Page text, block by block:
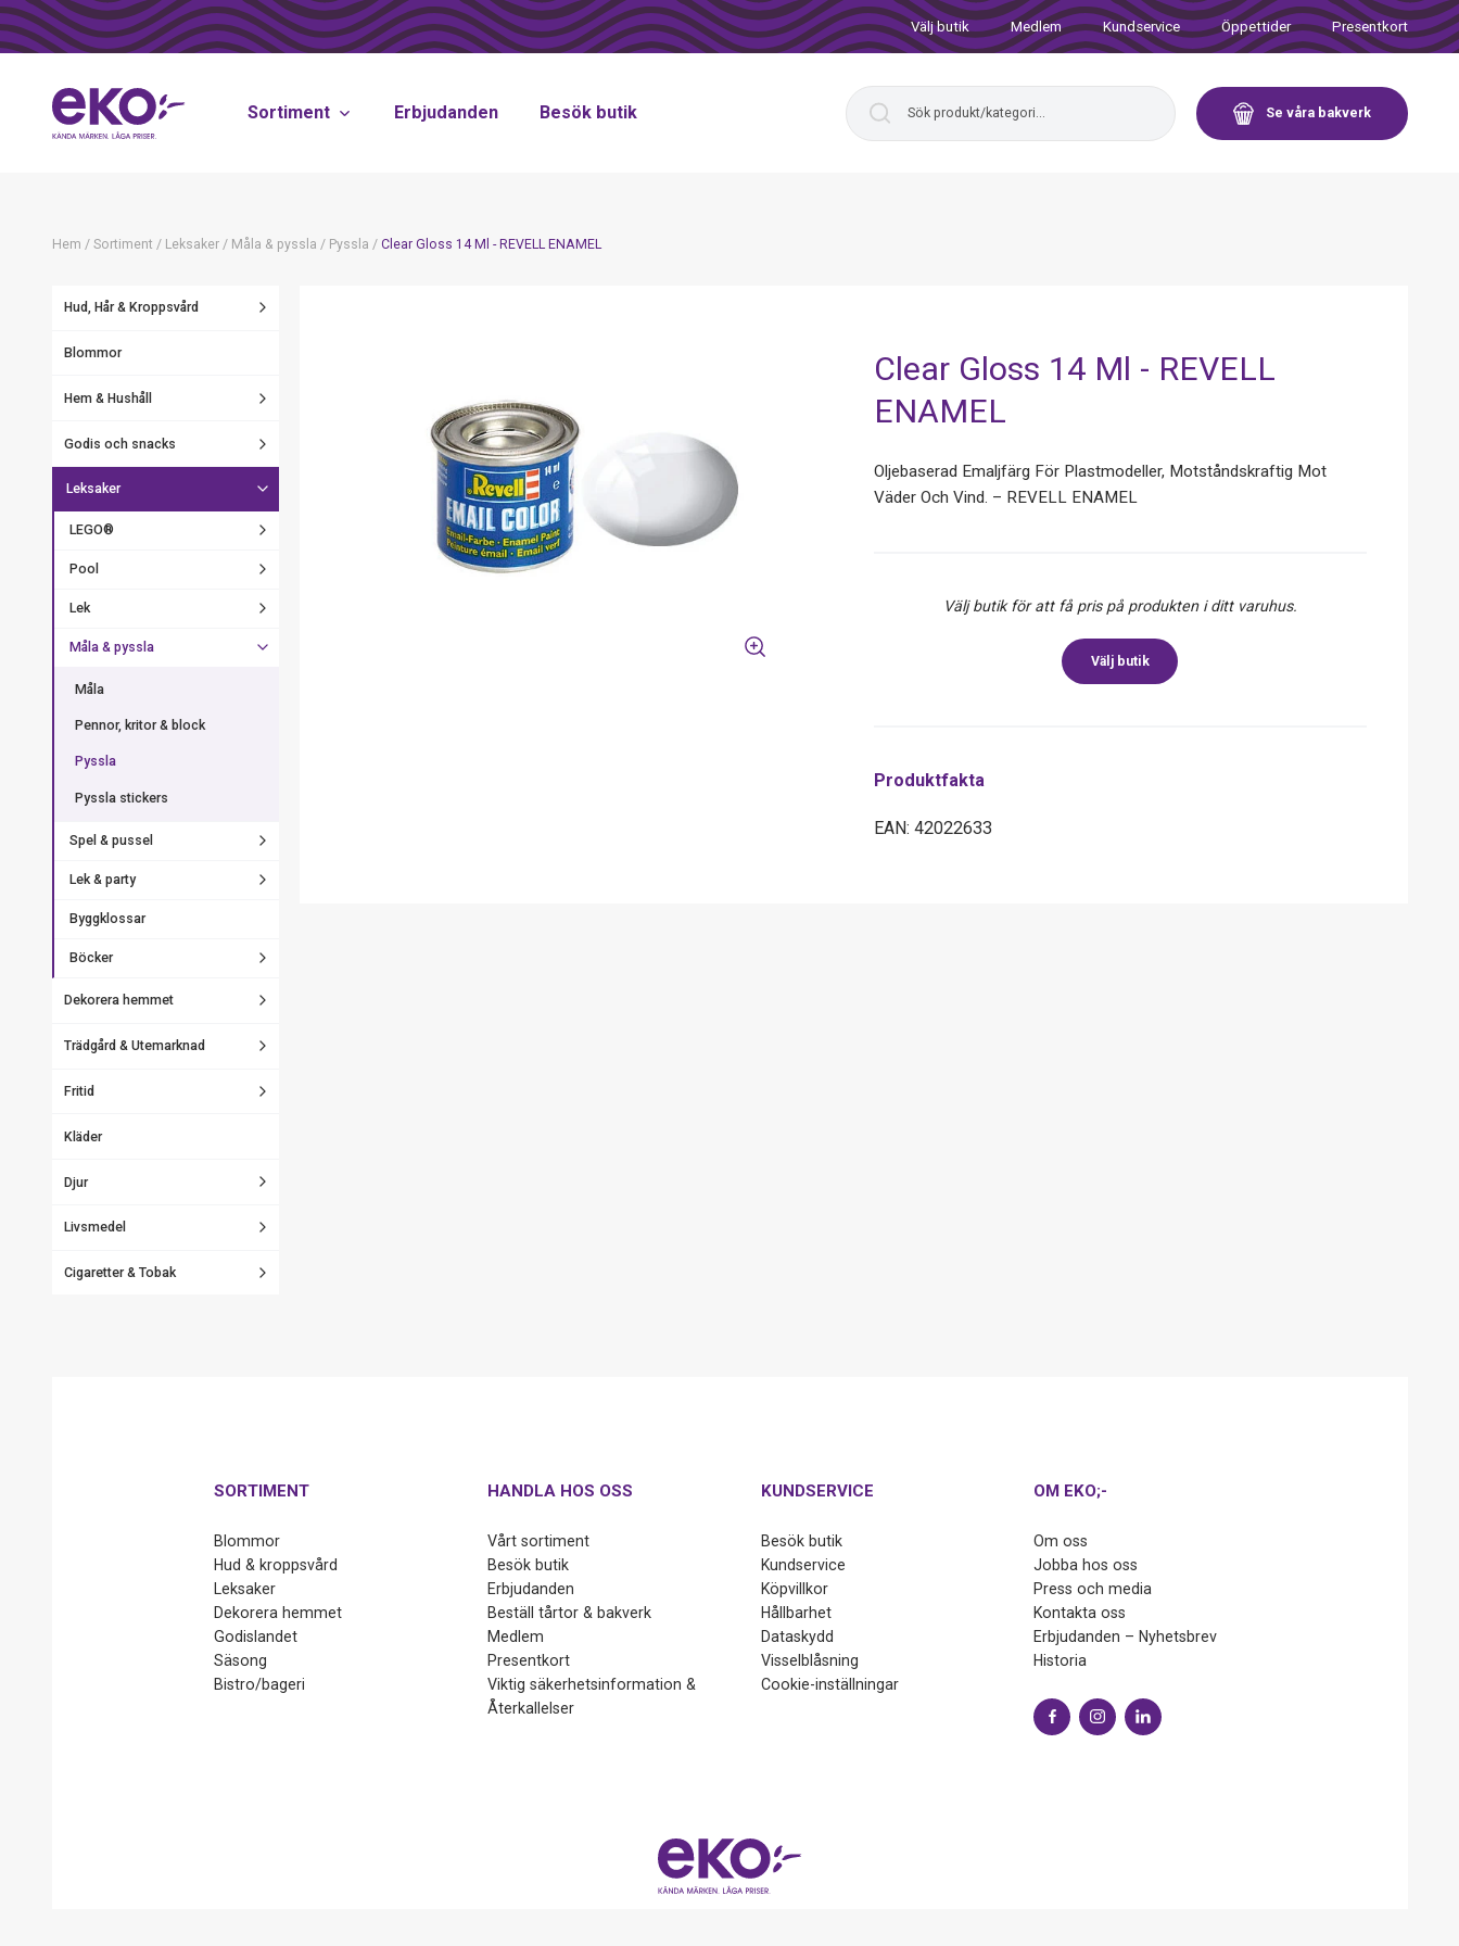
Välj butik Medlem Kundservice Öppettider Presentkort
Sortiment Erbjudanden Besök butik Se våra bakverk
Hem / Sortiment / Leksaker / Måla & pyssla / Pyssla / Clear Gloss 14 Ml - REVELL ENAMEL
Hud, Hår & Kroppsvård
Blommor
Hem & Hushåll
Godis och snacks
Leksaker
LEGO®
Pool
Lek
Måla & pyssla
Måla
Pennor, kritor & block
Pyssla
Pyssla stickers
Spel & pussel
Lek & party
Byggklossar
Böcker
Dekorera hemmet
Trädgård & Utemarknad
Fritid
Kläder
Djur
Livsmedel
Cigaretter & Tobak
Clear Gloss 14 Ml - REVELL
ENAMEL
Oljebaserad Emaljfärg För Plastmodeller, Motståndskraftig Mot
Väder Och Vind. – REVELL ENAMEL
Välj butik för att få pris på produkten i ditt varuhus.
Välj butik
Produktfakta
EAN: 42022633
SORTIMENT
Blommor
Hud & kroppsvård
Leksaker
Dekorera hemmet
Godislandet
Säsong
Bistro/bageri
HANDLA HOS OSS
Vårt sortiment
Besök butik
Erbjudanden
Beställ tårtor & bakverk
Medlem
Presentkort
Viktig säkerhetsinformation &
Återkallelser
KUNDSERVICE
Besök butik
Kundservice
Köpvillkor
Hållbarhet
Dataskydd
Visselblåsning
Cookie-inställningar
OM EKO;-
Om oss
Jobba hos oss
Press och media
Kontakta oss
Erbjudanden – Nyhetsbrev
Historia